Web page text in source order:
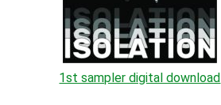
1st sampler digital download